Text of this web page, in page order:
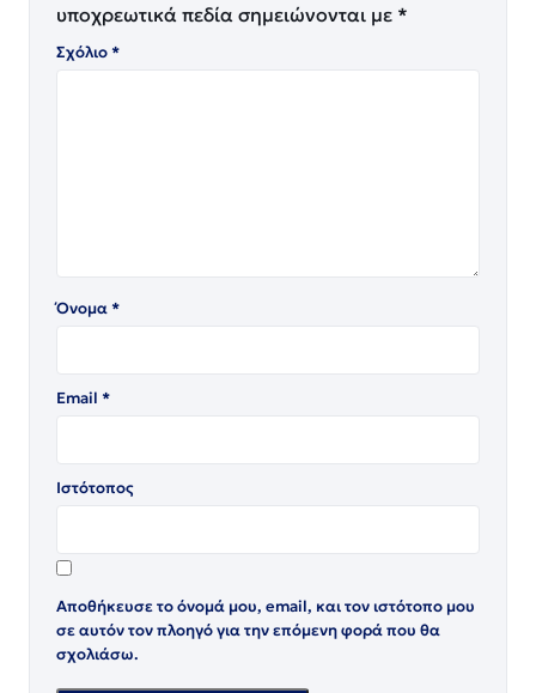
υποχρεωτικά πεδία σημειώνονται με *
Σχόλιο*
Όνομα*
Email *
Ιστότοπος
Αποθήκευσε το όνομά μου, email, και τον ιστότοπο μου
σε αυτόν τον πλοηγό για την επόμενη φορά που θα
σχολιάσω.